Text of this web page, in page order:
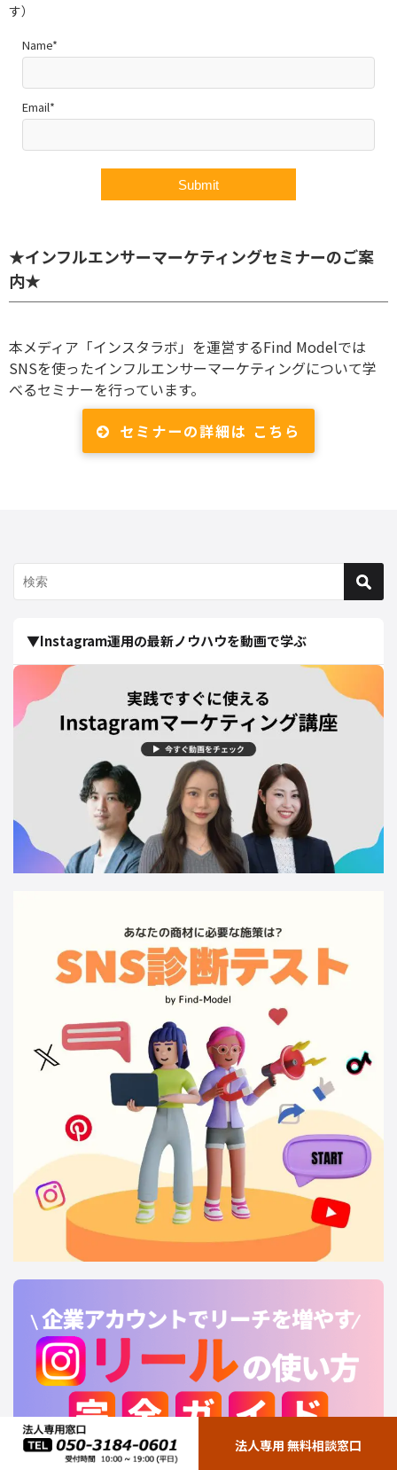
す）
Name*
Email*
★インフルエンサーマーケティングセミナーのご案
内★
本メディア「インスタラボ」を運営するFind Modelでは
SNSを使ったインフルエンサーマーケティングについて学
べるセミナーを行っています。
セミナーの詳細は こちら
▼Instagram運用の最新ノウハウを動画で学ぶ
法人専用 無料相談窓口